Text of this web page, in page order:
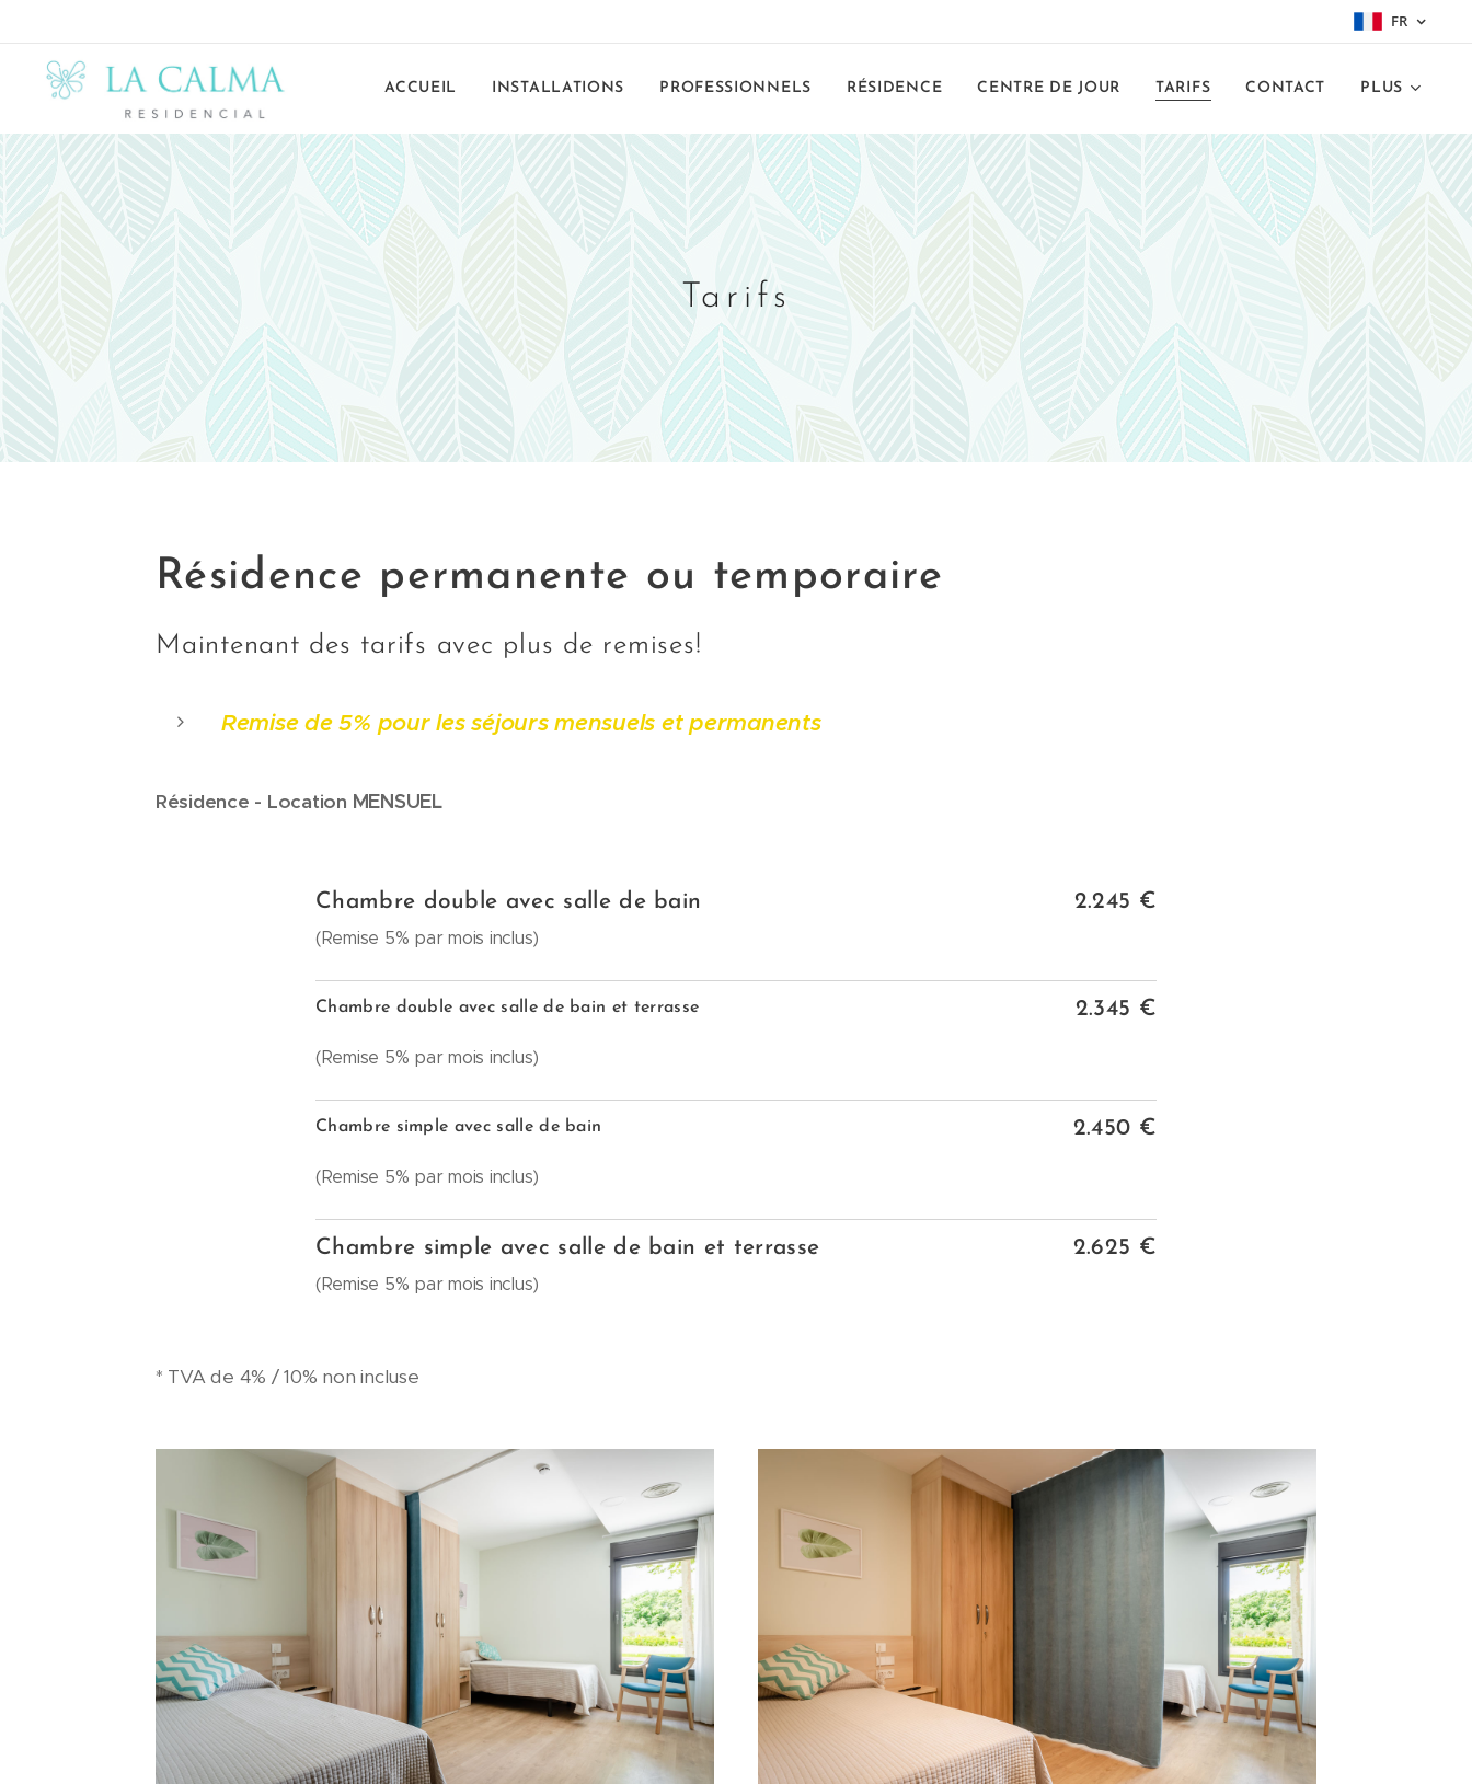
FR
ACCUEIL INSTALLATIONS PROFESSIONNELS RÉSIDENCE CENTRE DE JOUR TARIFS CONTACT PLUS
Tarifs
Résidence permanente ou temporaire
Maintenant des tarifs avec plus de remises!
Remise de 5% pour les séjours mensuels et permanents
Résidence - Location MENSUEL
Chambre double avec salle de bain
(Remise 5% par mois inclus)
2.245 €
Chambre double avec salle de bain et terrasse
(Remise 5% par mois inclus)
2.345 €
Chambre simple avec salle de bain
(Remise 5% par mois inclus)
2.450 €
Chambre simple avec salle de bain et terrasse
(Remise 5% par mois inclus)
2.625 €
* TVA de 4% / 10% non incluse